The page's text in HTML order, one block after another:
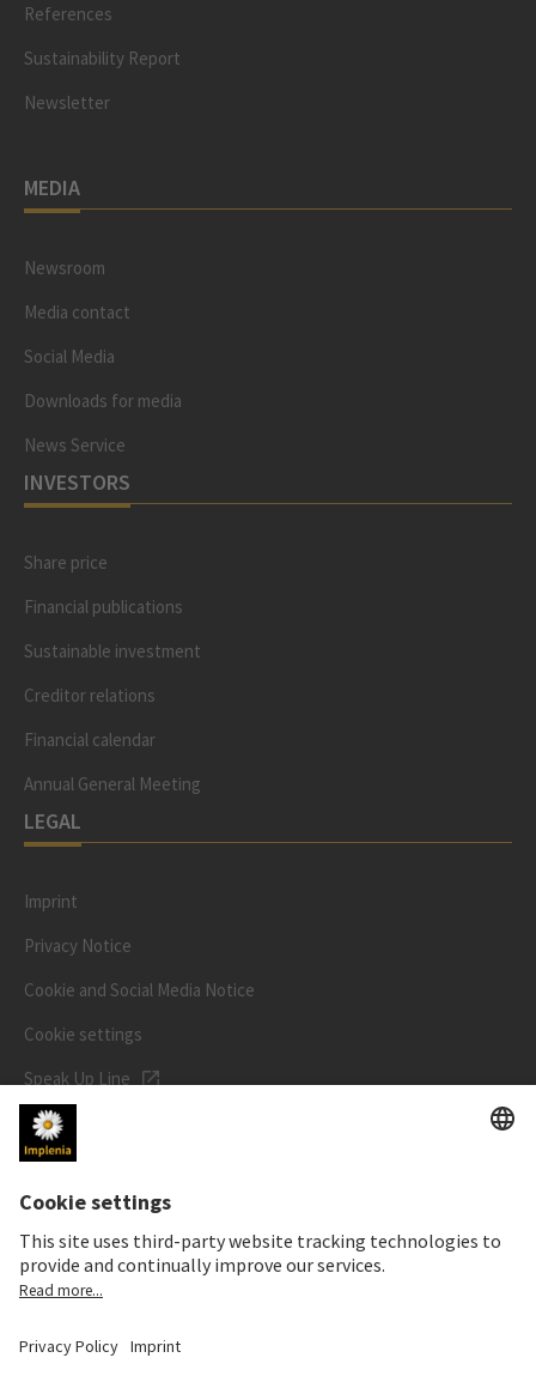
References
Sustainability Report
Newsletter
MEDIA
Newsroom
Media contact
Social Media
Downloads for media
News Service
INVESTORS
Share price
Financial publications
Sustainable investment
Creditor relations
Financial calendar
Annual General Meeting
LEGAL
Imprint
Privacy Notice
Cookie and Social Media Notice
Cookie settings
Speak Up Line
STOCK PRICE
ISIN: CH0023868554
62,30 CHF
0,00 CHF (0,00%)